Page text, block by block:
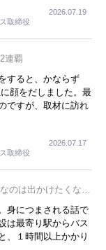
取締役
2026.07.19
連覇
すると、かならず
顔をだしました。最
ですが、取材に訪れ
２つあります。一つ
サービス業、接客業
つは1800円もする
に懸念もあったそう
外車が停まっている
うです。今回の記
取締役
2026.07.17
のは出かけたくなる
身につまされる話で
は最寄り駅からバス
、１時間以上かかり